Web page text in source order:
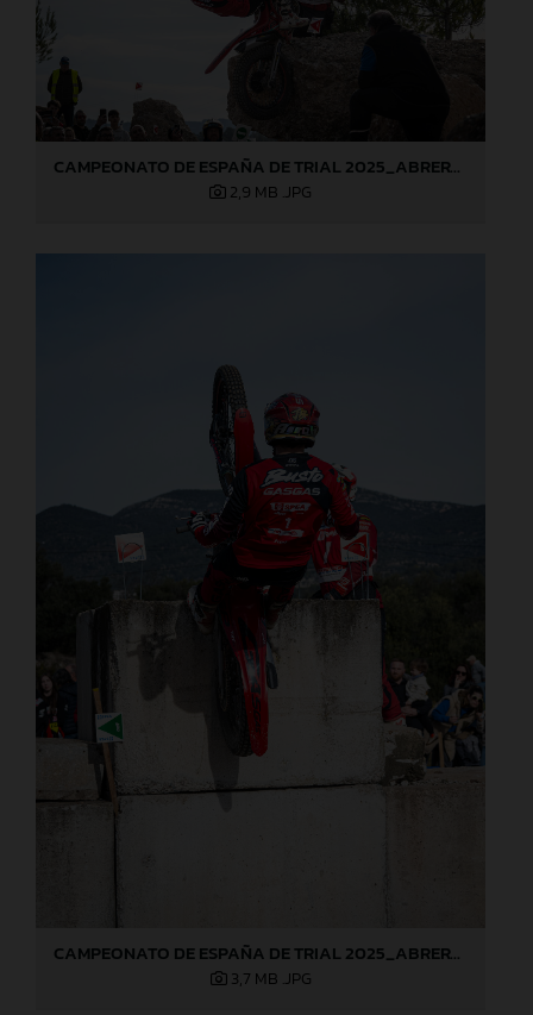
CAMPEONATO DE ESPAÑA DE TRIAL 2025_ABRERA (Barcelona), 1ª prueba_Jaime Busto
2,9 MB .JPG
CAMPEONATO DE ESPAÑA DE TRIAL 2025_ABRERA (Barcelona), 1ª prueba_Jaime Busto
3,7 MB .JPG